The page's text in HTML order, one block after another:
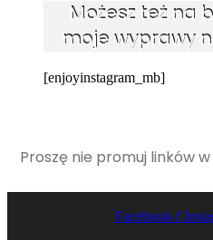
Możesz też na
moje wyprawy
[enjoyinstagram_mb]
Proszę nie promuj linków
Facebook-f